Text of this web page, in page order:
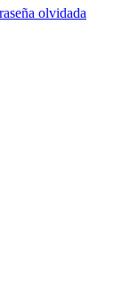
olvidada